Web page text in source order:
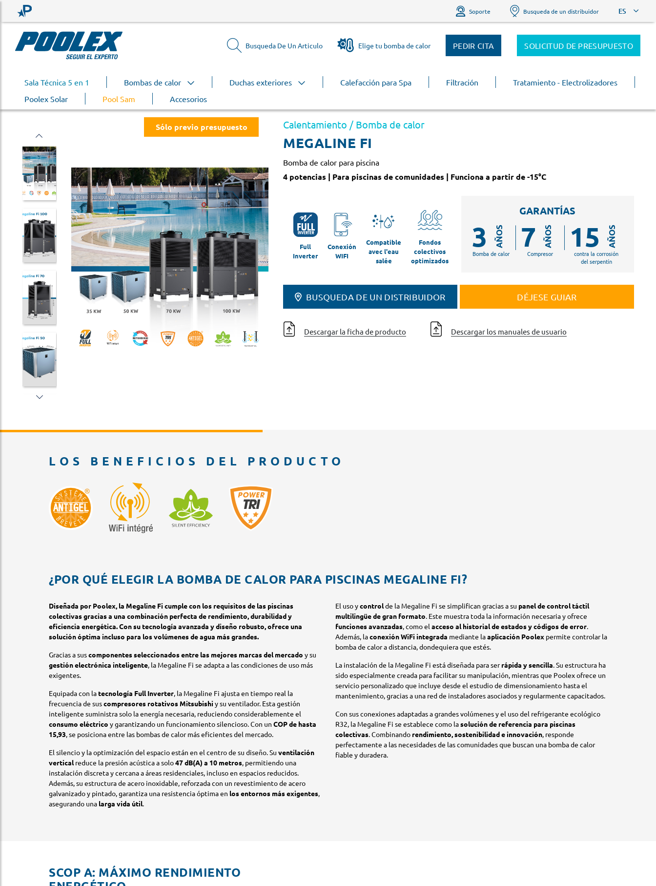
Soporte Busqueda de un distribuidor ES
Busqueda De Un Articulo Elige tu bomba de calor PEDIR CITA SOLICITUD DE PRESUPUESTO
Sala Técnica 5 en 1 Bombas de calor Duchas exteriores Calefacción para Spa Filtración
Tratamiento - Electrolizadores
Poolex Solar
Pool Sam Accesorios
Sólo previo presupuesto Calentamiento / Bomba de calor
MEGALINE FI
Bomba de calor para piscina
4 potencias | Para piscinas de comunidades | Funciona a partir de -15°C
Full
Inverter
Conexión
WIFI
Compatible
avec l'eau
salée
Fondos
colectivos
optimizados
GARANTÍAS
3 AÑOS
Bomba de calor
7 AÑOS
Compresor
15 AÑOS
contra la corrosión
del serpentín
BUSQUEDA DE UN DISTRIBUIDOR DÉJESE GUIAR
Descargar la ficha de producto Descargar los manuales de usuario
LOS BENEFICIOS DEL PRODUCTO
¿POR QUÉ ELEGIR LA BOMBA DE CALOR PARA PISCINAS MEGALINE FI?
Diseñada por Poolex, la Megaline Fi cumple con los requisitos de las piscinas
colectivas gracias a una combinación perfecta de rendimiento, durabilidad y
eficiencia energética. Con su tecnología avanzada y diseño robusto, ofrece una
solución óptima incluso para los volúmenes de agua más grandes.
Gracias a suscomponentes seleccionados entre las mejores marcas del mercado y su
gestión electrónica inteligente, la Megaline Fi se adapta a las condiciones de uso más
exigentes.
Equipada con la tecnología Full Inverter, la Megaline Fi ajusta en tiempo real la
frecuencia de suscompresores rotativos Mitsubishiy su ventilador. Esta gestión
inteligente suministra solo la energía necesaria, reduciendo considerablemente el
consumo eléctrico y garantizando un funcionamiento silencioso. Con un COP de hasta
15,93, se posiciona entre las bombas de calor más eficientes del mercado.
El silencio y la optimización del espacio están en el centro de su diseño. Su ventilación
verticalreduce la presión acústica a solo47 dB(A) a 10 metros, permitiendo una
instalación discreta y cercana a áreas residenciales, incluso en espacios reducidos.
Además, su estructura de acero inoxidable, reforzada con un revestimiento de acero
galvanizado y pintado, garantiza una resistencia óptima en los entornos más exigentes,
asegurando una larga vida útil.
El uso ycontrolde la Megaline Fi se simplifican gracias a su panel de control táctil
multilingüe de gran formato. Este muestra toda la información necesaria y ofrece
funciones avanzadas, como el acceso al historial de estados y códigos de error.
Además, laconexión WiFi integrada mediante laaplicación Poolex permite controlar la
bomba de calor a distancia, dondequiera que estés.
La instalación de la Megaline Fi está diseñada para serrápida y sencilla. Su estructura ha
sido especialmente creada para facilitar su manipulación, mientras que Poolex ofrece un
servicio personalizado que incluye desde el estudio de dimensionamiento hasta el
mantenimiento, gracias a una red de instaladores asociados y regularmente capacitados.
Con sus conexiones adaptadas a grandes volúmenes y el uso del refrigerante ecológico
R32, la Megaline Fi se establece como lasolución de referencia para piscinas
colectivas. Combinando rendimiento, sostenibilidad e innovación, responde
perfectamente a las necesidades de las comunidades que buscan una bomba de calor
fiable y duradera.
SCOP A: MÁXIMO RENDIMIENTO